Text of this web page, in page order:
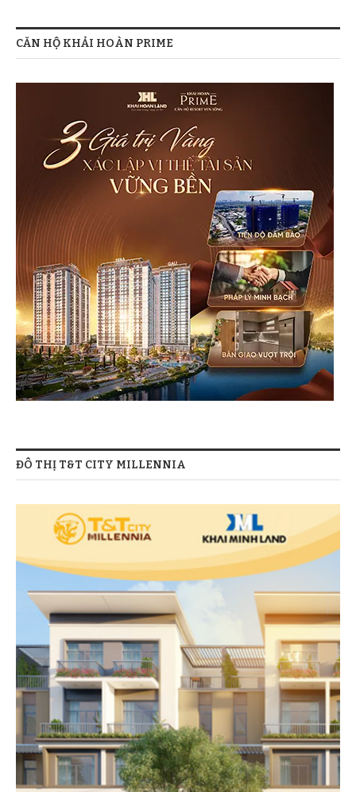
CĂN HỘ KHẢI HOÀN PRIME
ĐÔ THỊ T&T CITY MILLENNIA